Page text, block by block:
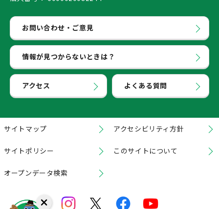
お問い合わせ・ご意見
情報が見つからないときは？
アクセス よくある質問
サイトマップ アクセシビリティ方針
サイトポリシー このサイトについて
オープンデータ検索